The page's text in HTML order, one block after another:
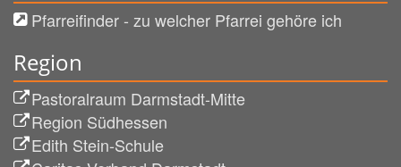
Pfarreifinder - zu welcher Pfarrei gehöre ich
Region
Pastoralraum Darmstadt-Mitte
Region Südhessen
Edith Stein-Schule